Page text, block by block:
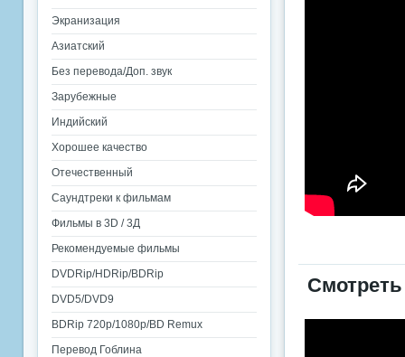
Экранизация
Азиатский
Без перевода/Доп. звук
Зарубежные
Индийский
Хорошее качество
Отечественный
Саундтреки к фильмам
Фильмы в 3D / 3Д
Рекомендуемые фильмы
DVDRip/HDRip/BDRip
DVD5/DVD9
BDRip 720p/1080p/BD Remux
Перевод Гоблина